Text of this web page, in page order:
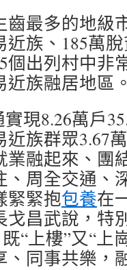
齒最多的地級
族、185萬
個出列村中非
近族融居地區
現8.26萬戶
族群眾3.67
業融起來、團
、周全交通、
緊緊抱包養在
戈昌武說，特
“上樓”又“
、同事共樂，